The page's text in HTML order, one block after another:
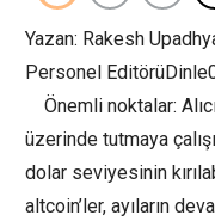
Yazan: Rakesh
Personel
Önemli noktalar:
üzerinde tutmaya
dolar seviyesinin
altcoin’ler, ayıların